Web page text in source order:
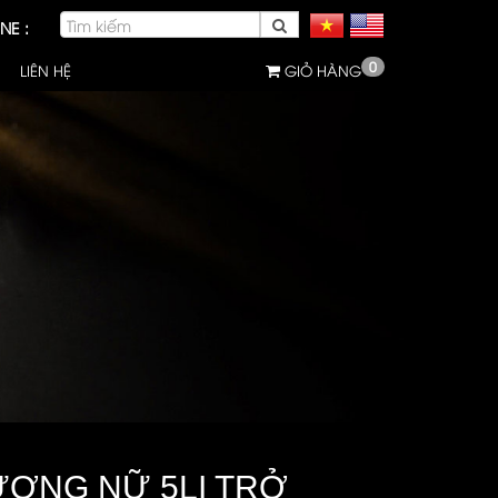
:
LIÊN HỆ GIỎ HÀNG 0
NỮ 5LI TRỞ